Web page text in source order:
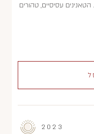
עסיסיים, טהורים
2023